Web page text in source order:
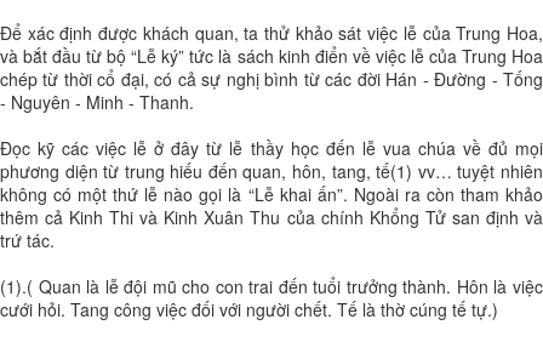
Để xác định được khách quan, ta thử khảo sát việc lễ của Trung Hoa,
và bắt đầu từ bộ “Lễ ký” tức là sách kinh điển về việc lễ của Trung Hoa
chép từ thời cổ đại, có cả sự nghị bình từ các đời Hán - Đường - Tống
- Nguyên - Minh - Thanh.
Đọc kỹ các việc lễ ở đây từ lễ thầy học đến lễ vua chúa về đủ mọi
phương diện từ trung hiếu đến quan, hôn, tang, tế(1) vv… tuyệt nhiên
không có một thứ lễ nào gọi là “Lễ khai ấn”. Ngoài ra còn tham khảo
thêm cả Kinh Thi và Kinh Xuân Thu của chính Khổng Tử san định và
trứ tác.
(1).( Quan là lễ đội mũ cho con trai đến tuổi trưởng thành. Hôn là việc
cưới hỏi. Tang công việc đối với người chết. Tế là thờ cúng tế tự.)